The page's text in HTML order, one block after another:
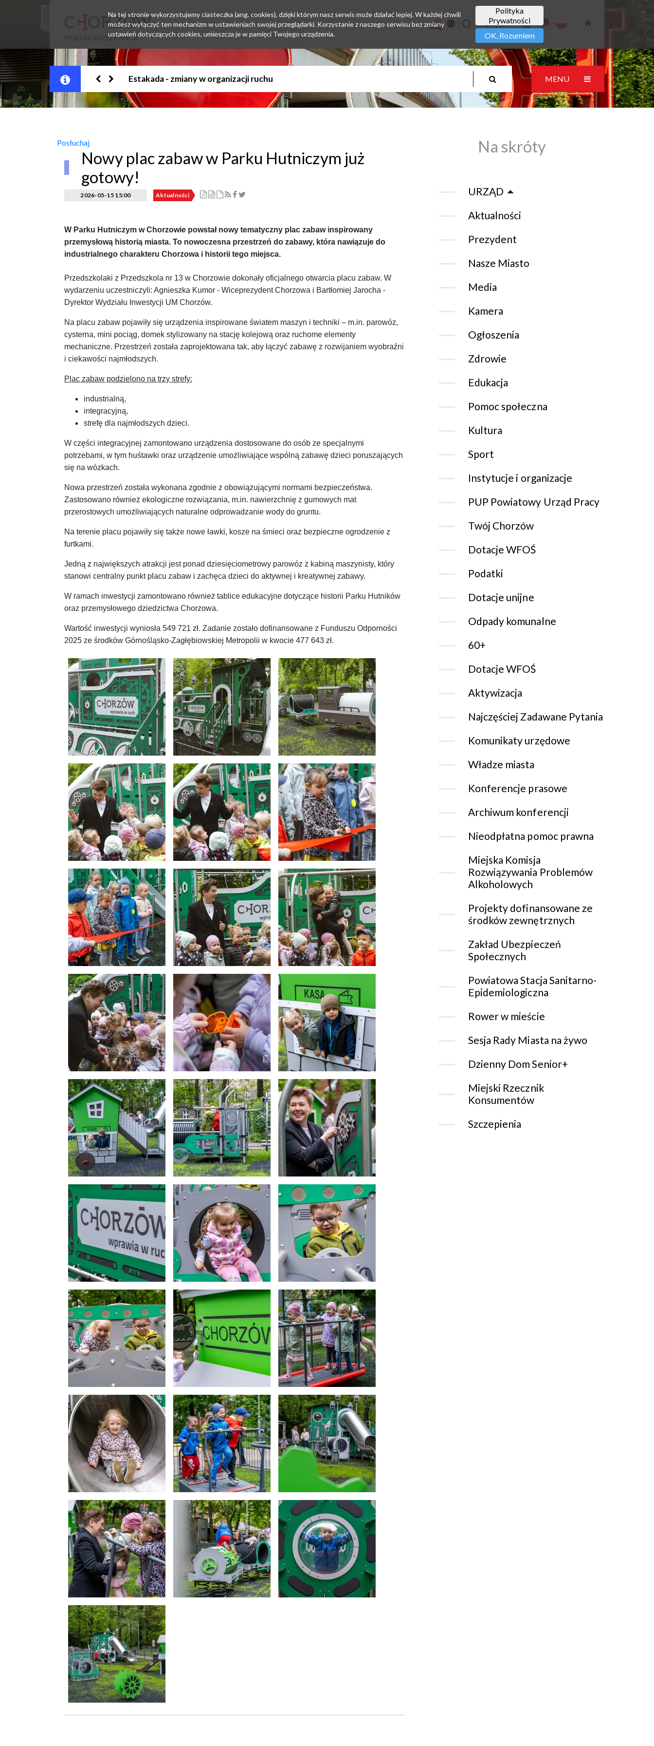
PORTAL MIESZKAŃCA
Jesteśmy w EZD MENU
Posłuchaj
Nowy plac zabaw w Parku Hutniczym już
gotowy!
2026-05-15 15:00 Aktualności
W Parku Hutniczym w Chorzowie powstał nowy tematyczny plac zabaw inspirowany
przemysłową historią miasta. To nowoczesna przestrzeń do zabawy, która nawiązuje do
industrialnego charakteru Chorzowa i historii tego miejsca.
Przedszkolaki z Przedszkola nr 13 w Chorzowie dokonały oficjalnego otwarcia placu zabaw. W
wydarzeniu uczestniczyli: Agnieszka Kumor - Wiceprezydent Chorzowa i Bartłomiej Jarocha -
Dyrektor Wydziału Inwestycji UM Chorzów.
Na placu zabaw pojawiły się urządzenia inspirowane światem maszyn i techniki – m.in. parowóz,
cysterna, mini pociąg, domek stylizowany na stację kolejową oraz ruchome elementy
mechaniczne. Przestrzeń została zaprojektowana tak, aby łączyć zabawę z rozwijaniem wyobraźni
i ciekawości najmłodszych.
Plac zabaw podzielono na trzy strefy:
industrialną,
integracyjną,
strefę dla najmłodszych dzieci.
W części integracyjnej zamontowano urządzenia dostosowane do osób ze specjalnymi
potrzebami, w tym huśtawki oraz urządzenie umożliwiające wspólną zabawę dzieci poruszających
się na wózkach.
Nowa przestrzeń została wykonana zgodnie z obowiązującymi normami bezpieczeństwa.
Zastosowano również ekologiczne rozwiązania, m.in. nawierzchnię z gumowych mat
przerostowych umożliwiających naturalne odprowadzanie wody do gruntu.
Na terenie placu pojawiły się także nowe ławki, kosze na śmieci oraz bezpieczne ogrodzenie z
furtkami.
Jedną z największych atrakcji jest ponad dziesięciometrowy parowóz z kabiną maszynisty, który
stanowi centralny punkt placu zabaw i zachęca dzieci do aktywnej i kreatywnej zabawy.
W ramach inwestycji zamontowano również tablice edukacyjne dotyczące historii Parku Hutników
oraz przemysłowego dziedzictwa Chorzowa.
Wartość inwestycji wyniosła 549 721 zł. Zadanie zostało dofinansowane z Funduszu Odporności
2025 ze środków Górnośląsko-Zagłębiowskiej Metropolii w kwocie 477 643 zł.
Na skróty
URZĄD
Aktualności
Prezydent
Nasze Miasto
Media
Kamera
Ogłoszenia
Zdrowie
Edukacja
Pomoc społeczna
Kultura
Sport
Instytucje i organizacje
PUP Powiatowy Urząd Pracy
Twój Chorzów
Dotacje WFOŚ
Podatki
Dotacje unijne
Odpady komunalne
60+
Dotacje WFOŚ
Aktywizacja
Najczęściej Zadawane Pytania
Komunikaty urzędowe
Władze miasta
Konferencje prasowe
Archiwum konferencji
Nieodpłatna pomoc prawna
Miejska Komisja
Rozwiązywania Problemów
Alkoholowych
Projekty dofinansowane ze
środków zewnętrznych
Zakład Ubezpieczeń
Społecznych
Powiatowa Stacja Sanitarno-
Epidemiologiczna
Rower w mieście
Sesja Rady Miasta na żywo
Dzienny Dom Senior+
Miejski Rzecznik
Konsumentów
Szczepienia
Polityka
Prywatności
OK, Rozumiem
Na tej stronie wykorzystujemy ciasteczka (ang. cookies), dzięki którym nasz serwis może działać lepiej. W każdej chwili
możesz wyłączyć ten mechanizm w ustawieniach swojej przeglądarki. Korzystanie z naszego serwisu bez zmiany
ustawień dotyczących cookies, umieszcza je w pamięci Twojego urządzenia.